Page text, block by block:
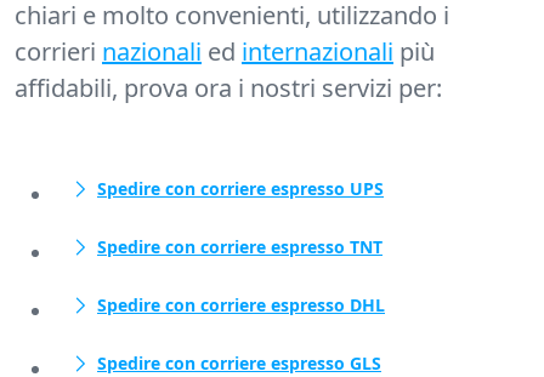
chiari e molto convenienti, utilizzando i
corrieri nazionali ed internazionali più
affidabili, prova ora i nostri servizi per:
Spedire con corriere espresso UPS
Spedire con corriere espresso TNT
Spedire con corriere espresso DHL
Spedire con corriere espresso GLS